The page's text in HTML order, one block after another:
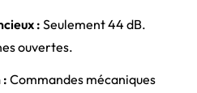
: Seulement 44 dB.
ouvertes.
:Commandes mécaniques